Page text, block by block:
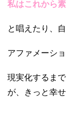
私はこれから
と唱えたり、
アファメーシ
現実化するま
が、きっと幸